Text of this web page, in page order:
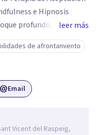
e Hipnosis
profundo,
También
personal y terapia
la búsqueda de
conexión interior. Mi
comprenderse mejor,
y plenitud.
leer más
de afrontamiento
Email
Vicent del Raspeig,